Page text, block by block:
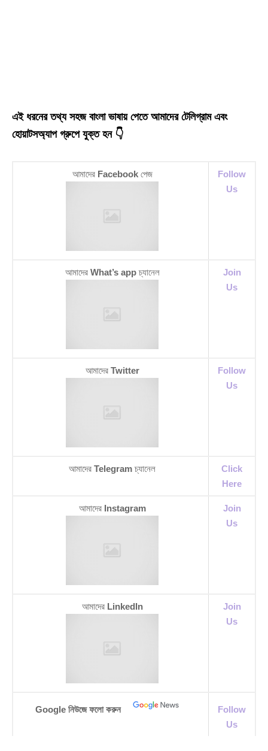
এই ধরনের তথ্য সহজ বাংলা ভাষায় পেতে আমাদের টেলিগ্রাম এবং
হোয়াটসঅ্যাপ গ্রুপে যুক্ত হন 👇
আমাদের Facebook পেজ
Follow
Us
আমাদের What’s app চ্যানেল
Join
Us
আমাদের Twitter
Follow
Us
আমাদের Telegramচ্যানেল
Click
Here
আমাদের Instagram
Join
Us
আমাদের LinkedIn
Join
Us
Google নিউজে ফলো করুন
Follow
Us